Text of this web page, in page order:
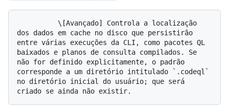
dos dados em cache no disco que persistirão
entre várias execuções da CLI, como pacotes QL
baixados e planos de consulta compilados. Se
não for definido explicitamente, o padrão
corresponde a um diretório intitulado `.codeql`
no diretório inicial do usuário; que será